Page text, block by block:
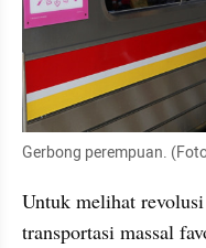
Gerbong perempuan.
Untuk melihat
transportasi massal